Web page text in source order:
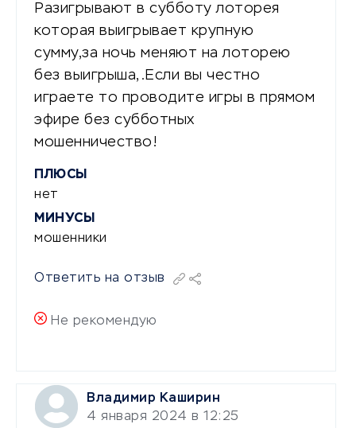
Разигрывают в субботу лоторея
которая выигрывает крупную
сумму,за ночь меняют на лоторею
без выигрыша,.Если вы честно
играете то проводите игры в прямом
эфире без субботных
мошенничество!
ПЛЮСЫ
нет
МИНУСЫ
мошенники
Ответить на отзыв
Не рекомендую
Владимир Каширин
4 января 2024 в 12:25